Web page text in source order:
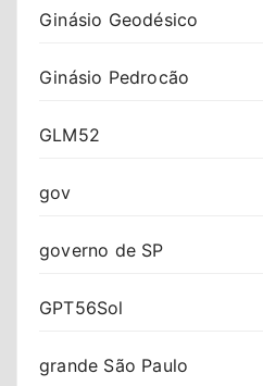
Ginásio Geodésico
Ginásio Pedrocão
GLM52
gov
governo de SP
GPT56Sol
grande São Paulo